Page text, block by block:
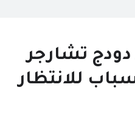
دودج تشارجر
اليوم (و5 أسباب للانتظار